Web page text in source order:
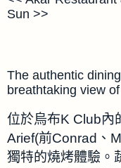
Sun >>
The authentic
breathtaking view
位於烏布K Club內
Arief(前Conrad、
獨特的燒烤體驗。